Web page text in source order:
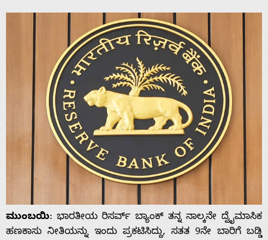
ಮುಂಬಯಿ: ಭಾರತೀಯ ರಿಸರ್ವ್ ಬ್ಯಾಂಕ್ ತನ್ನ ನಾಲ್ಕನೇ ದ್ವೈಮಾಸಿಕ
ಹಣಕಾಸು ನೀತಿಯನ್ನು ಇಂದು ಪ್ರಕಟಿಸಿದ್ದು, ಸತತ 9ನೇ ಬಾರಿಗೆ ಬಡ್ಡಿ